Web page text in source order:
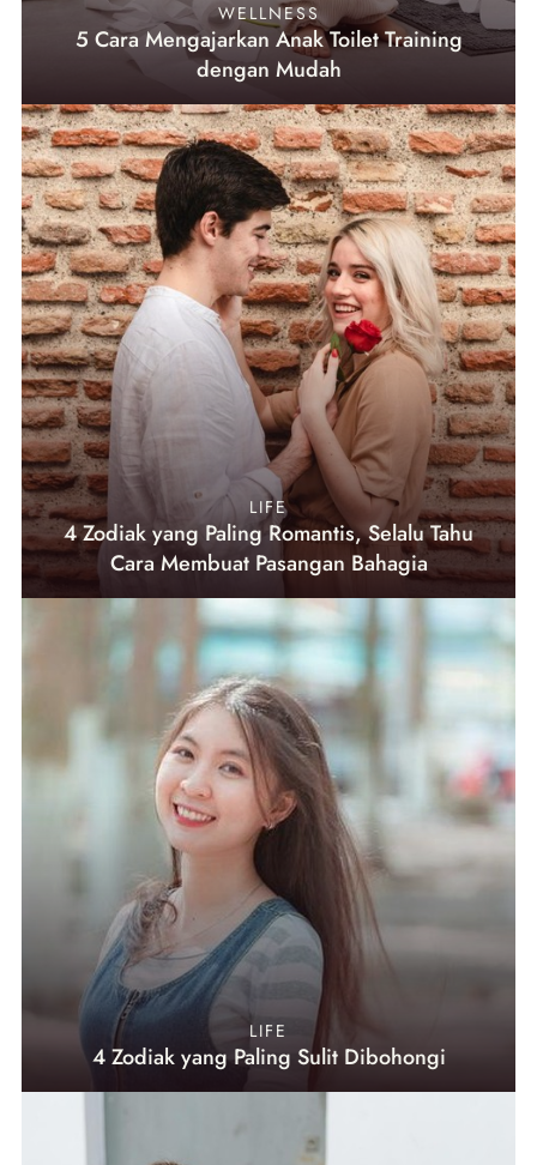
WELLNESS
5 Cara Mengajarkan Anak Toilet Training
dengan Mudah
LIFE
4 Zodiak yang Paling Romantis, Selalu Tahu
Cara Membuat Pasangan Bahagia
LIFE
4 Zodiak yang Paling Sulit Dibohongi